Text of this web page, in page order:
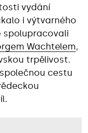
vydání
i výtvarného
spolupracovali
Wachtelem,
trpělivost.
cestu